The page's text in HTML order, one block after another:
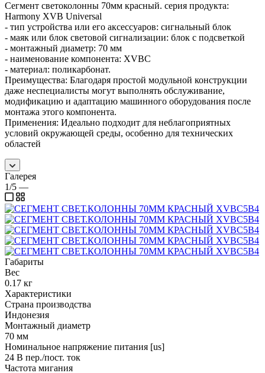
Сегмент светоколонны 70мм красный. серия продукта:
Harmony XVB Universal
- тип устройства или его аксессуаров: сигнальный блок
- маяк или блок световой сигнализации: блок с подсветкой
- монтажный диаметр: 70 мм
- наименование компонента: XVBC
- материал: поликарбонат.
Преимущества: Благодаря простой модульной конструкции
даже неспециалисты могут выполнять обслуживание,
модификацию и адаптацию машинного оборудования после
монтажа этого компонента.
Применения: Идеально подходит для неблагоприятных
условий окружающей среды, особенно для технических
областей
Галерея
1/5 —
Габариты
Вес
0.17 кг
Характеристики
Страна производства
Индонезия
Монтажный диаметр
70 мм
Номинальное напряжение питания [us]
24 В пер./пост. ток
Частота мигания